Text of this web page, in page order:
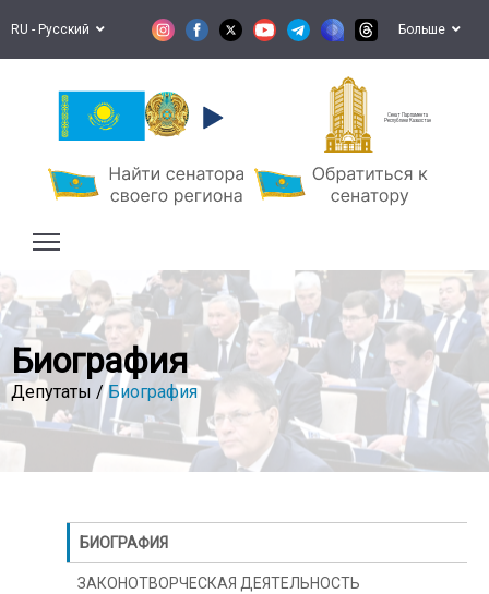
RU - Русский Больше
Сенат Парламента
Республики Казахстан
Биография
Депутаты /Биография
БИОГРАФИЯ
ЗАКОНОТВОРЧЕСКАЯ ДЕЯТЕЛЬНОСТЬ